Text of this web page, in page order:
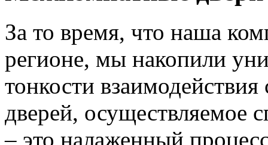
За то время, что наша
регионе, мы накопили
тонкости
дверей, осуществляемое
– это налаженный